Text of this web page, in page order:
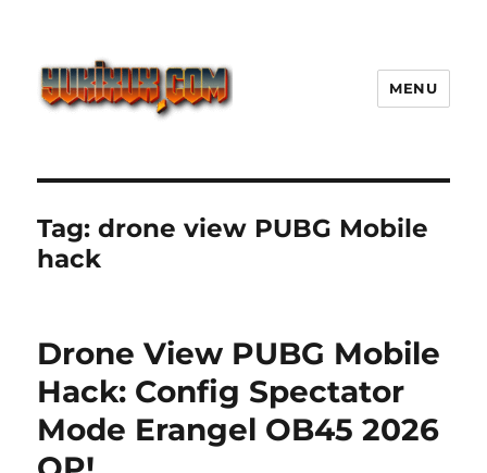
Paling Seru dengan Dunia Luas
MENU
Tag:drone view PUBG Mobile
hack
Drone View PUBG Mobile
Hack: Config Spectator
Mode Erangel OB45 2026